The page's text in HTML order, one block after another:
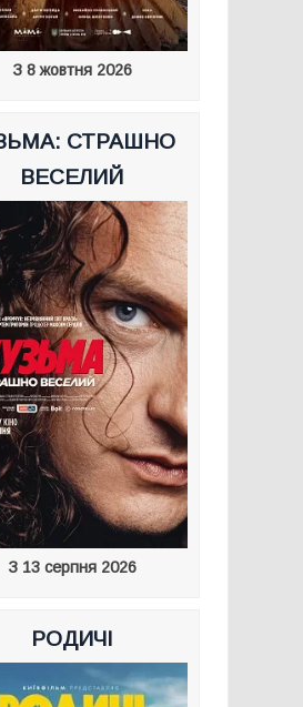
З 8 жовтня 2026
СТРАШНО
ВЕСЕЛИЙ
З 13 серпня 2026
РОДИЧІ